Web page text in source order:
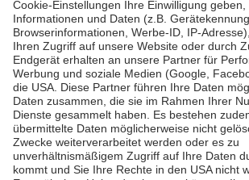
Pfalzwerke
Über uns & Autoren
Datenschutz